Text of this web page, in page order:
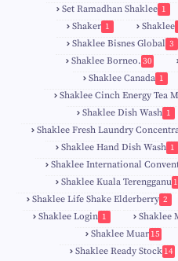
Set Ramadhan Shaklee 1
Shaker 1 Shaklee
Shaklee Bisnes Global 3
Shaklee Borneo. 30
Shaklee Canada 1
Shaklee Cinch Energy Tea
Shaklee Dish Wash 1
Shaklee Fresh Laundry
Shaklee Hand Dish Wash 1
Shaklee International
Shaklee Kuala Terengganu
Shaklee Life Shake Elderberry 2
Shaklee Login 1 Shaklee
Shaklee Muar 15
8
Shaklee Ready Stock 14